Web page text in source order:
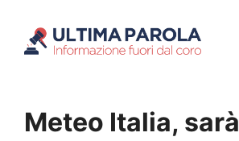
Meteo Italia, sarà